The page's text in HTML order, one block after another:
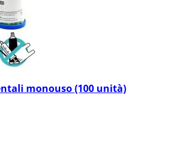
monouso (100 unità)